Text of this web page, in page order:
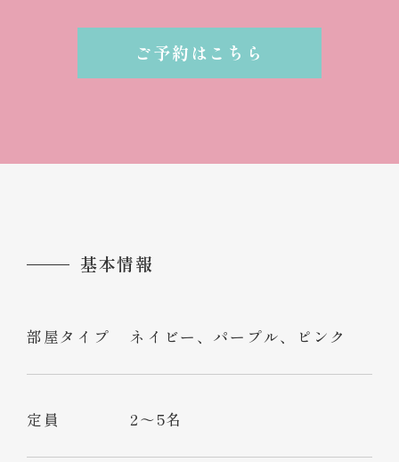
ご予約はこちら
基本情報
部屋タイプ ネイビー、パープル、ピンク
定員 2～5名